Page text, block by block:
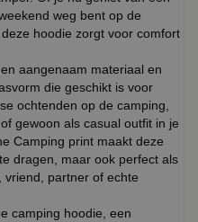
weg bent op de
hoodie zorgt voor comfort
aangenaam materiaal en
die geschikt is voor
ochtenden op de camping,
gewoon als casual outfit in je
Camping print maakt deze
dragen, maar ook perfect als
vriend, partner of echte
camping hoodie, een